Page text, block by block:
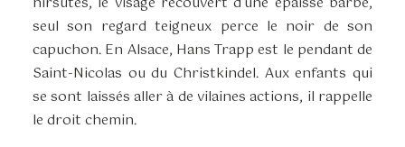
seul son regard teigneux perce le noir de son
capuchon. En Alsace, Hans Trapp est le pendant de
Saint-Nicolas ou du Christkindel. Aux enfants qui
se sont laissés aller à de vilaines actions, il rappelle
le droit chemin.